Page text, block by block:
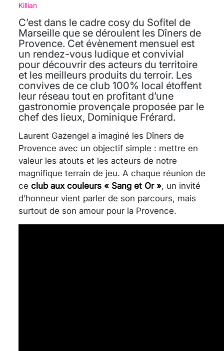
C’est dans le cadre cosy du Sofitel de
Marseille que se déroulent les Dîners de
Provence. Cet évènement mensuel est
un rendez-vous ludique et convivial
pour découvrir des acteurs du territoire
et les meilleurs produits du terroir. Les
convives de ce club 100% local étoffent
leur réseau tout en profitant d’une
gastronomie provençale proposée par le
chef des lieux, Dominique Frérard.
Killian
Laurent Gazengel a imaginé les Dîners de
Provence avec un objectif simple : mettre en
valeur les atouts et les acteurs de notre
magnifique terrain de jeu. A chaque réunion de
ce club aux couleurs « Sang et Or », un invité
d’honneur vient parler de son parcours, mais
surtout de son amour pour la Provence.